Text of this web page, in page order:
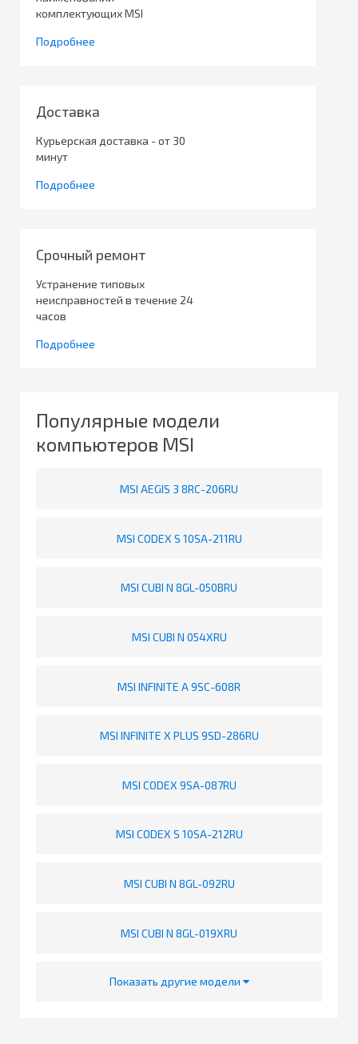
комплектующих MSI
Подробнее
Доставка
Курьерская доставка - от 30
минут
Подробнее
Срочный ремонт
Устранение типовых
неисправностей в течение 24
часов
Подробнее
Популярные модели
компьютеров MSI
MSI AEGIS 3 8RC-206RU
MSI CODEX S 10SA-211RU
MSI CUBI N 8GL-050BRU
MSI CUBI N 054XRU
MSI INFINITE A 9SC-608R
MSI INFINITE X PLUS 9SD-286RU
MSI CODEX 9SA-087RU
MSI CODEX S 10SA-212RU
MSI CUBI N 8GL-092RU
MSI CUBI N 8GL-019XRU
Показать другие модели